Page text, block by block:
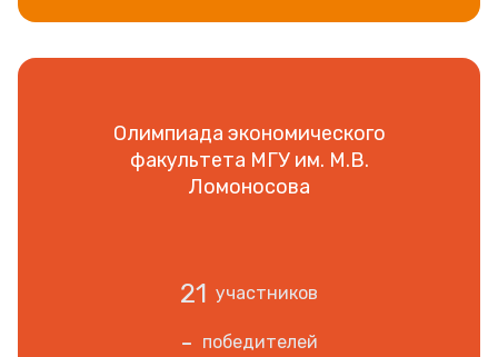
Олимпиада экономического
факультета МГУ им. М.В.
Ломоносова
21 участников
- победителей